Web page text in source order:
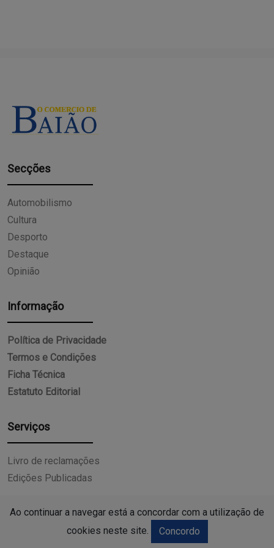
Secções
Automobilismo
Cultura
Desporto
Destaque
Opinião
Informação
Política de Privacidade
Termos e Condições
Ficha Técnica
Estatuto Editorial
Serviços
Livro de reclamações
Edições Publicadas
2026- Todos os direitos reservados.
Ao continuar a navegar está a concordar com a utilização de
cookies neste site.
Concordo